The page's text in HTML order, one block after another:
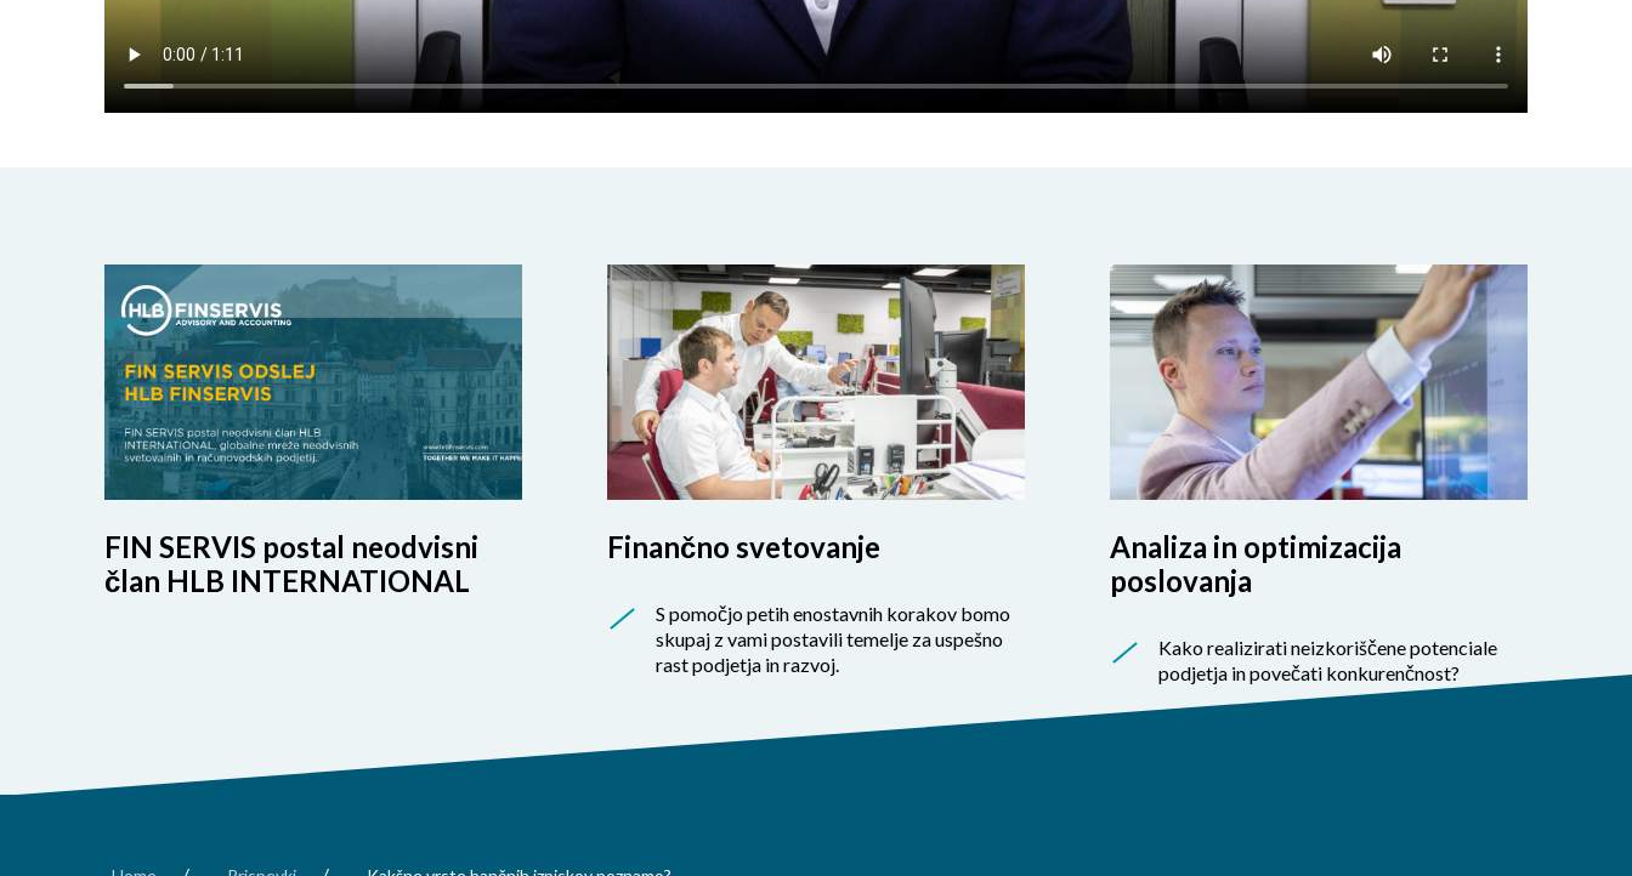
FIN SERVIS postal neodvisni
član HLB INTERNATIONAL
Finančno svetovanje
S pomočjo petih enostavnih korakov bomo
skupaj z vami postavili temelje za uspešno
rast podjetja in razvoj.
Analiza in optimizacija
poslovanja
Kako realizirati neizkoriščene potenciale
podjetja in povečati konkurenčnost?